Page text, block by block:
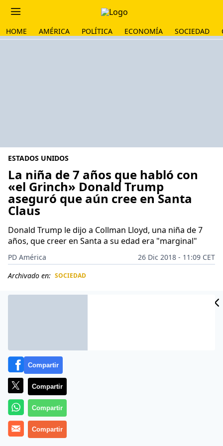
HOME AMÉRICA POLÍTICA ECONOMÍA SOCIEDAD
ESTADOS UNIDOS
La niña de 7 años que habló con
«el Grinch» Donald Trump
aseguró que aún cree en Santa
Claus
Donald Trump le dijo a Collman Lloyd, una niña de 7
años, que creer en Santa a su edad era "marginal"
PD América
26 Dic 2018 - 11:09 CET
Archivado en: SOCIEDAD
Una niña de 7 años que habló con el presidente
Compartir
Compartir
Compartir
Compartir